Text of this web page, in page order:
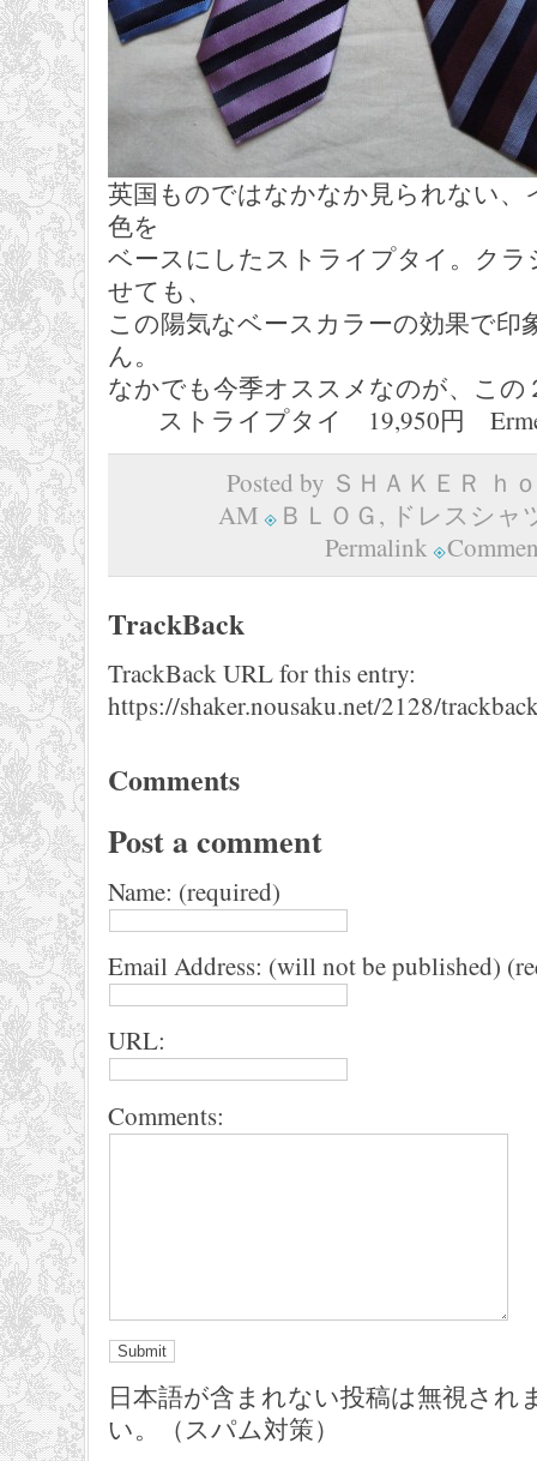
英国ものではなかなか見られない
色を
ベースにしたストライプタイ。ク
せても、
この陽気なベースカラーの効果で印
ん。
なかでも今季オススメなのが、こ
ストライプタイ 19,950円
Posted by ＳＨＡＫＥＲ ｈ
AM
ＢＬＯＧ, ドレスシャ
Permalink
TrackBack
TrackBack URL for this entry:
https://shaker.nousaku.net/2128/
Comments
Post a comment
Name: (required)
Email Address: (will not be published)
URL:
Comments:
日本語が含まれない投稿は無視され
い。（スパム対策）